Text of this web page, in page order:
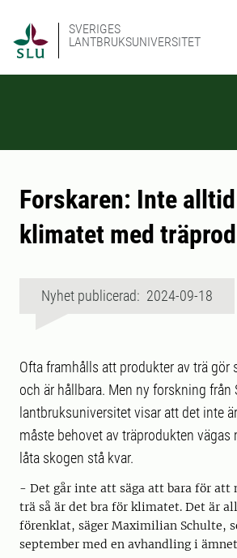
SVERIGES
LANTBRUKSUNIVERSITET
Forskaren: Inte
klimatet med
Nyhet publicerad: 2024-09-18
Ofta framhålls att produkter av trä gör
och är hållbara. Men ny forskning från
lantbruksuniversitet visar att det inte
måste behovet av träprodukten
låta skogen stå kvar.
- Det går inte att säga att bara för att
trä så är det bra för klimatet. Det är
förenklat, säger Maximilian Schulte,
september med en avhandling i